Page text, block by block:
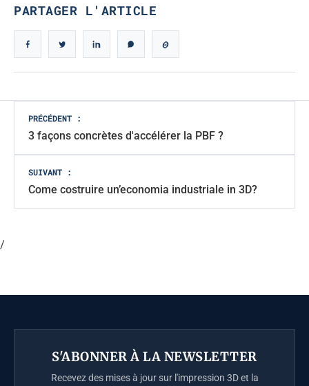
PARTAGER L'ARTICLE
Navigation
des
articles
PRÉCÉDENT :
3 façons concrètes d'accélérer la PBF ?
SUIVANT :
Come costruire un’economia industriale in 3D?
/
S'ABONNER À LA NEWSLETTER
Recevez des mises à jour sur l'impression 3D et la